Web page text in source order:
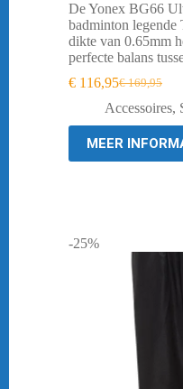
De Yonex BG66
badminton
dikte van 0.65mm
perfecte balans
€169,95
prijs
was:
€ 169,95.
€ 116,95Huidige
prijs
is:
€ 116,95.
Accessoires,
MEER
-25%